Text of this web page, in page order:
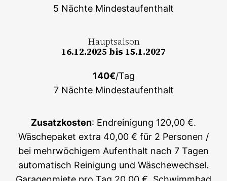
5 Nächte Mindestaufenthalt
Hauptsaison
16.12.2025 bis 15.1.2027
140€/Tag
7 Nächte Mindestaufenthalt
Zusatzkosten: Endreinigung 120,00 €.
Wäschepaket extra 40,00 € für 2 Personen /
bei mehrwöchigem Aufenthalt nach 7 Tagen
automatisch Reinigung und Wäschewechsel.